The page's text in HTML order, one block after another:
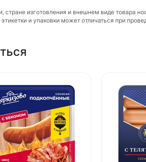
стране изготовления и внешнем виде товара
и упаковки может отличаться при